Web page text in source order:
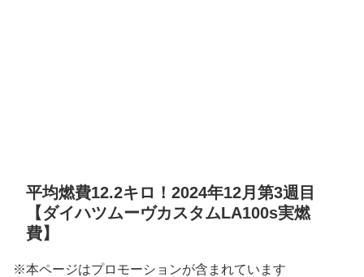
平均燃費12.2キロ！2024年12月第3週目
【ダイハツムーヴカスタムLA100s実燃
費】
※本ページはプロモーションが含まれています